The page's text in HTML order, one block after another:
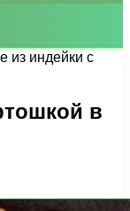
из индейки с
в